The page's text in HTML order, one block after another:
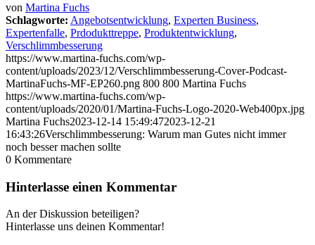
von Martina Fuchs
Schlagworte: Angebotsentwicklung, Experten Business,
Expertenfalle, Prdodukttreppe, Produktentwicklung,
Verschlimmbesserung
https://www.martina-fuchs.com/wp-
content/uploads/2023/12/Verschlimmbesserung-Cover-Podcast-
MartinaFuchs-MF-EP260.png 800 800 Martina Fuchs
https://www.martina-fuchs.com/wp-
content/uploads/2020/01/Martina-Fuchs-Logo-2020-Web400px.jpg
Martina Fuchs2023-12-14 15:49:472023-12-21
16:43:26Verschlimmbesserung: Warum man Gutes nicht immer
noch besser machen sollte
0 Kommentare
Hinterlasse einen Kommentar
An der Diskussion beteiligen?
Hinterlasse uns deinen Kommentar!